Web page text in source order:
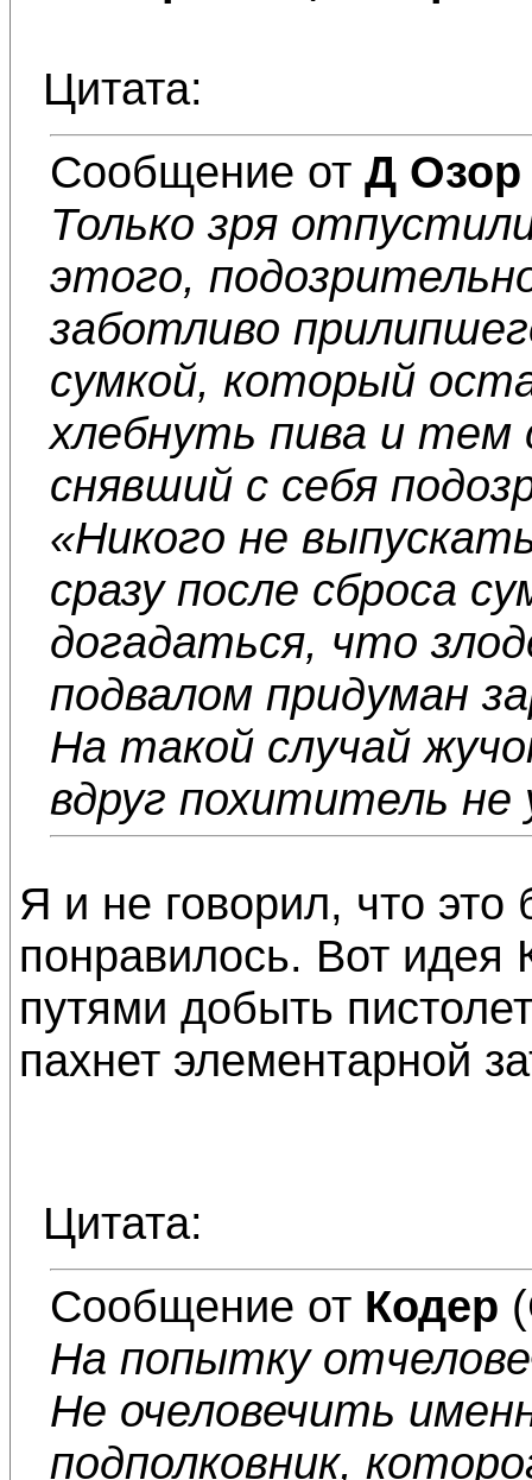
Цитата:
Сообщение от Д Озор
Только зря
этого,
заботливо
сумкой, который
хлебнуть пива и
снявший с себя
«Никого не
сразу после сброса
догадаться, что
подвалом придуман
На такой случай
вдруг похититель
Я и не говорил, что
понравилось. Вот
путями добыть
пахнет элементарной
Цитата:
Сообщение от Кодер
На попытку
Не очеловечить
подполковник,